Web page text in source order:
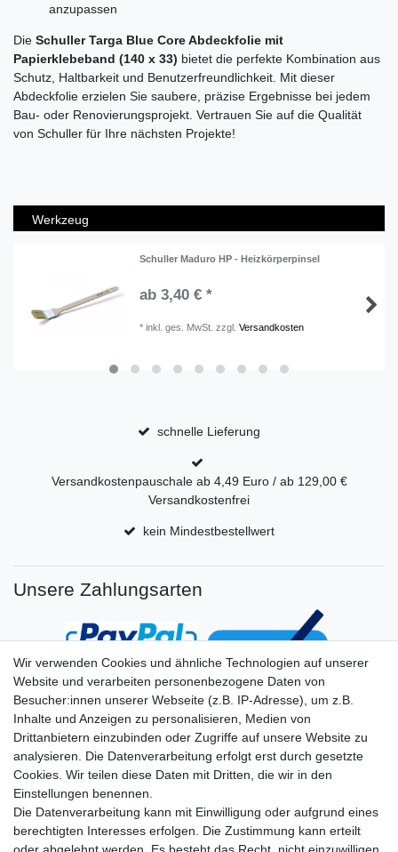
anzupassen
Die Schuller Targa Blue Core Abdeckfolie mit
Papierklebeband (140 x 33) bietet die perfekte Kombination aus
Schutz, Haltbarkeit und Benutzerfreundlichkeit. Mit dieser
Abdeckfolie erzielen Sie saubere, präzise Ergebnisse bei jedem
Bau- oder Renovierungsprojekt. Vertrauen Sie auf die Qualität
von Schuller für Ihre nächsten Projekte!
Werkzeug
Schuller Maduro HP - Heizkörperpinsel
ab 3,40 € *
*inkl. ges. MwSt. zzgl.Versandkosten
schnelle Lieferung
Versandkostenpauschale ab 4,49 Euro / ab 129,00 €
Versandkostenfrei
kein Mindestbestellwert
Unsere Zahlungsarten
Wir verwenden Cookies und ähnliche Technologien auf unserer
Website und verarbeiten personenbezogene Daten von
Besucher:innen unserer Webseite (z.B. IP-Adresse), um z.B.
Inhalte und Anzeigen zu personalisieren, Medien von
Drittanbietern einzubinden oder Zugriffe auf unsere Website zu
analysieren. Die Datenverarbeitung erfolgt erst durch gesetzte
Cookies. Wir teilen diese Daten mit Dritten, die wir in den
Einstellungen benennen.
Die Datenverarbeitung kann mit Einwilligung oder aufgrund eines
berechtigten Interesses erfolgen. Die Zustimmung kann erteilt